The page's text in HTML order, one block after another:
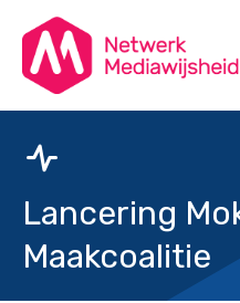
Lancering
Maakcoalitie